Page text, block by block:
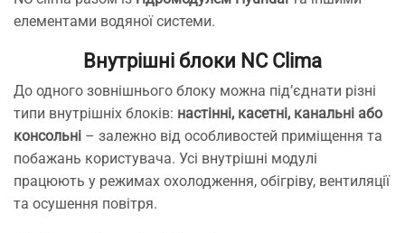
елементами водяної системи.
Внутрішні блоки NC Clima
До одного зовнішнього блоку можна під’єднати різні
типи внутрішніх блоків: настінні, касетні, канальні або
консольні – залежно від особливостей приміщення та
побажань користувача. Усі внутрішні модулі
працюють у режимах охолодження, обігріву, вентиляції
та осушення повітря.